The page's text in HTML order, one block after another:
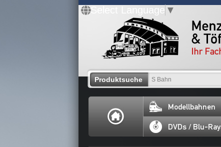
Select Language ▼
Produktsuche
Modellbahnen
DVDs / Blu-